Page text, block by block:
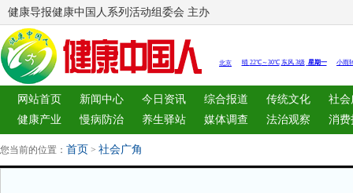
健康导报健康中国人系列活动组委会 主办
网站首页 新闻中心 今日资讯 综合报道 传统文化
社会
健康产业
慢病防治 养生驿站 媒体调查 法治观察
消费
您当前的位置： 首页 > 社会广角